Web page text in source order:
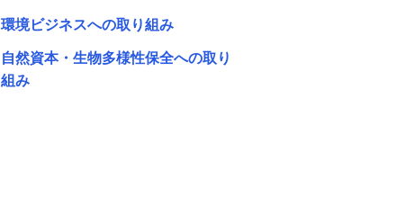
環境ビジネスへの取り組み
自然資本・生物多様性保全への取り
組み